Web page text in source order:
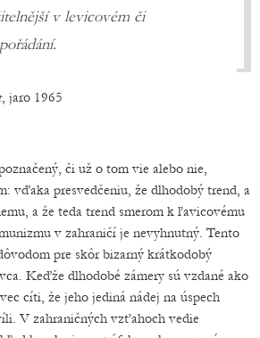
v levicovém či
, jaro 1965
či už o tom vie alebo nie,
vďaka presvedčeniu, že dlhodobý trend, a
a že teda trend smerom k ľavicovému
v zahraničí je nevyhnutný. Tento
pre skôr bizarný krátkodobý
Keďže dlhodobé zámery sú vzdané ako
cíti, že jeho jediná nádej na úspech
V zahraničných vzťahoch vedie